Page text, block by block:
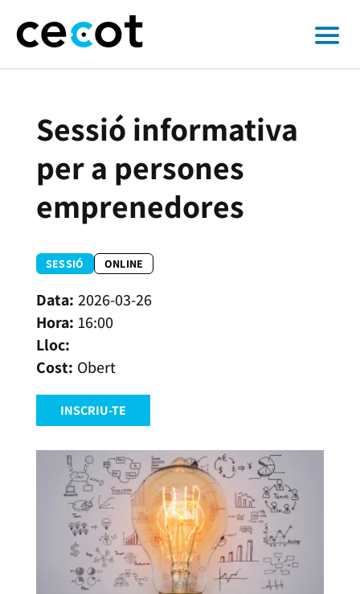
Sessió informativa
per a persones
emprenedores
SESSIÓ ONLINE
2026-03-26
16:00
Obert
INSCRIU-TE